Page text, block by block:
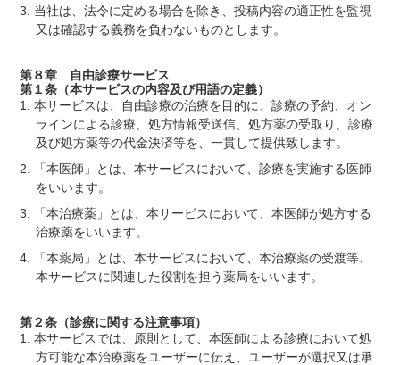
当社は、法令に定める場合を除き、投稿内容の適正性を監視
又は確認する義務を負わないものとします。
第８章 自由診療サービス
第１条（本サービスの内容及び用語の定義）
本サービスは、自由診療の治療を目的に、診療の予約、オン
ラインによる診療、処方情報受送信、処方薬の受取り、診療
及び処方薬等の代金決済等を、一貫して提供致します。
「本医師」とは、本サービスにおいて、診療を実施する医師
をいいます。
「本治療薬」とは、本サービスにおいて、本医師が処方する
治療薬をいいます。
「本薬局」とは、本サービスにおいて、本治療薬の受渡等、
本サービスに関連した役割を担う薬局をいいます。
第２条（診療に関する注意事項）
本サービスでは、原則として、本医師による診療において処
方可能な本治療薬をユーザーに伝え、ユーザーが選択又は承